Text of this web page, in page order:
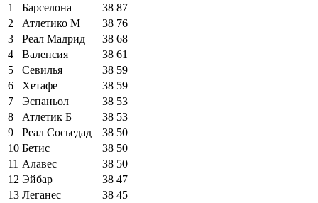
1
Барселона 38 87
2
Атлетико М 38 76
3
Реал Мадрид 38 68
4
Валенсия 38 61
5
Севилья 38 59
6
Хетафе 38 59
7
Эспаньол 38 53
8
Атлетик Б 38 53
9
Реал Сосьедад 38 50
10 Бетис 38 50
11 Алавес 38 50
12 Эйбар 38 47
13 Леганес 38 45